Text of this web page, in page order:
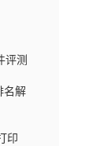
评测
名解
印